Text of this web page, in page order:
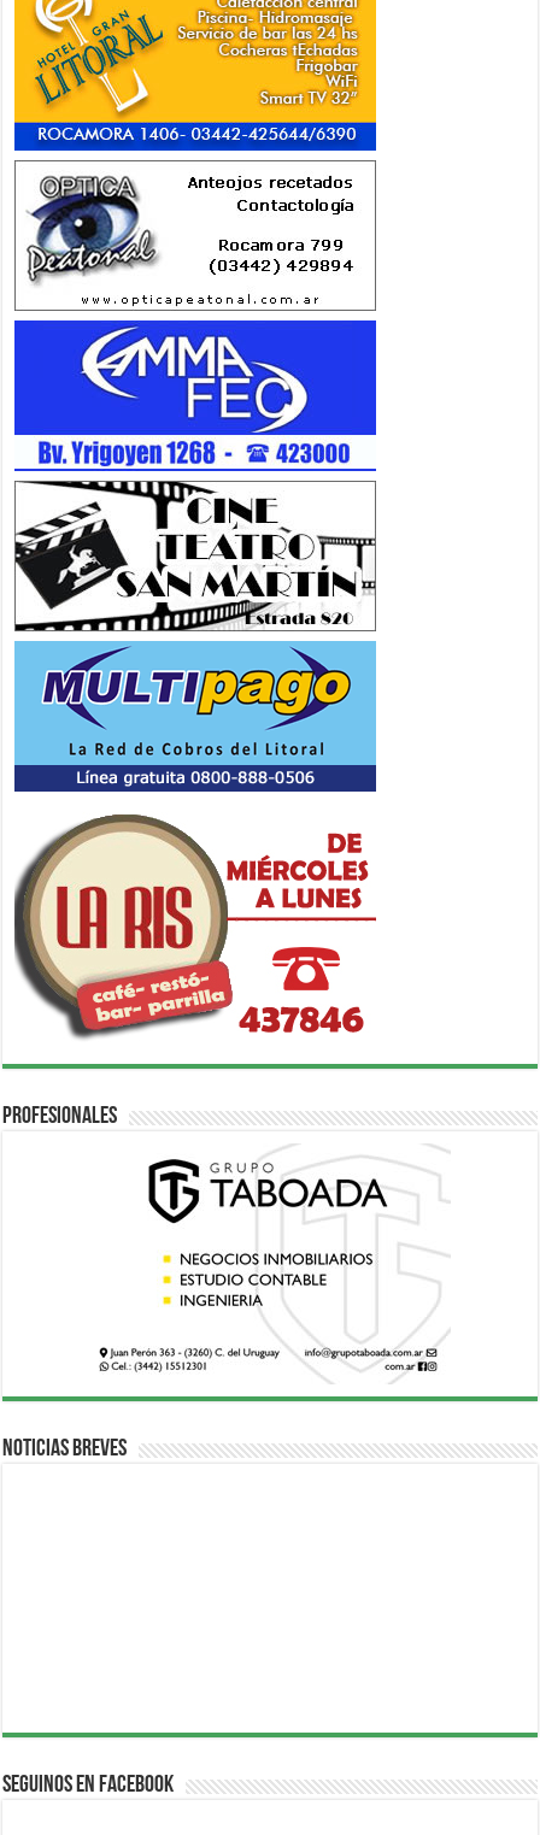
Profesionales
Noticias breves
Seguinos en Facebook